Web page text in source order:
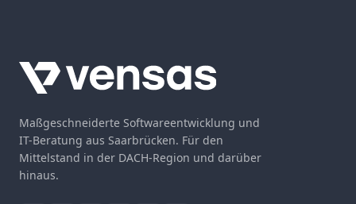
Maßgeschneiderte Softwareentwicklung und
IT-Beratung aus Saarbrücken. Für den
Mittelstand in der DACH-Region und darüber
hinaus.